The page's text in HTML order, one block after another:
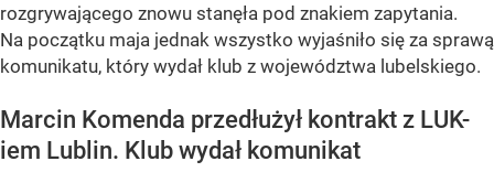
rozgrywającego znowu stanęła pod znakiem zapytania.
Na początku maja jednak wszystko wyjaśniło się za sprawą
komunikatu, który wydał klub z województwa lubelskiego.
Marcin Komenda przedłużył kontrakt z LUK-
iem Lublin. Klub wydał komunikat